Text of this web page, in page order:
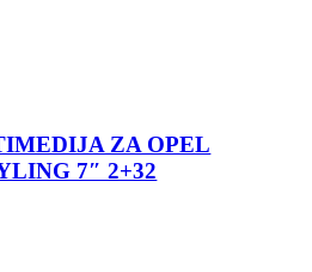
ZA OPEL
7″ 2+32